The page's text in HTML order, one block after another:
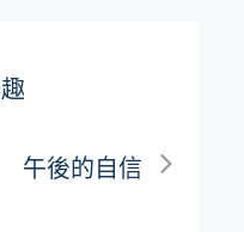
午後的自信